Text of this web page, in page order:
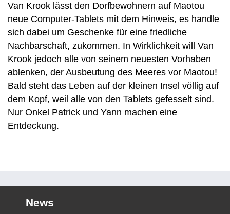
Van Krook lässt den Dorfbewohnern auf Maotou
neue Computer-Tablets mit dem Hinweis, es handle
sich dabei um Geschenke für eine friedliche
Nachbarschaft, zukommen. In Wirklichkeit will Van
Krook jedoch alle von seinem neuesten Vorhaben
ablenken, der Ausbeutung des Meeres vor Maotou!
Bald steht das Leben auf der kleinen Insel völlig auf
dem Kopf, weil alle von den Tablets gefesselt sind.
Nur Onkel Patrick und Yann machen eine
Entdeckung.
News